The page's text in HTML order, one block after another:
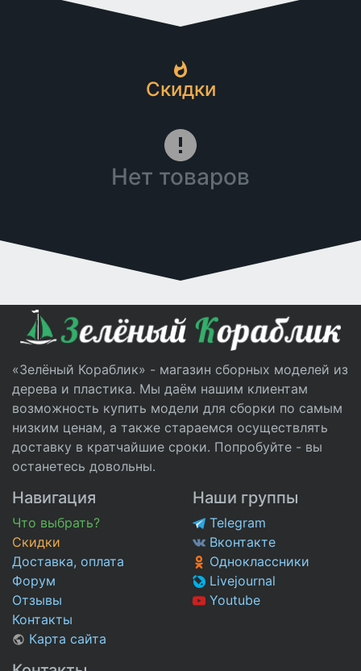
Скидки
Нет товаров
«Зелёный Кораблик» - магазин сборных моделей из
дерева и пластика. Мы даём нашим клиентам
возможность купить модели для сборки по самым
низким ценам, а также стараемся осуществлять
доставку в кратчайшие сроки. Попробуйте - вы
останетесь довольны.
Навигация
Что выбрать?
Скидки
Доставка, оплата
Форум
Отзывы
Контакты
Карта сайта
Наши группы
Telegram
Вконтакте
Одноклассники
Livejournal
Youtube